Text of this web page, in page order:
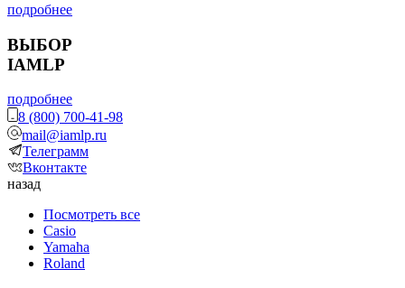
подробнее
ВЫБОР
IAMLP
подробнее
8 (800) 700-41-98
mail@iamlp.ru
Телеграмм
Вконтакте
назад
Посмотреть все
Casio
Yamaha
Roland